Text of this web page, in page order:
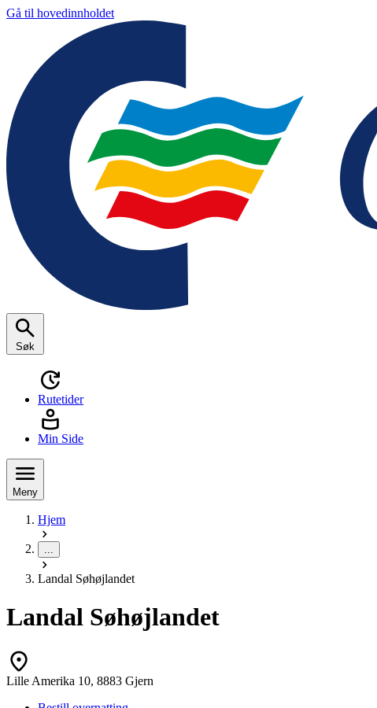
Gå til hovedinnholdet
Søk
Rutetider
Min Side
Meny
Hjem
Landal Søhøjlandet
Landal Søhøjlandet
Lille Amerika 10, 8883 Gjern